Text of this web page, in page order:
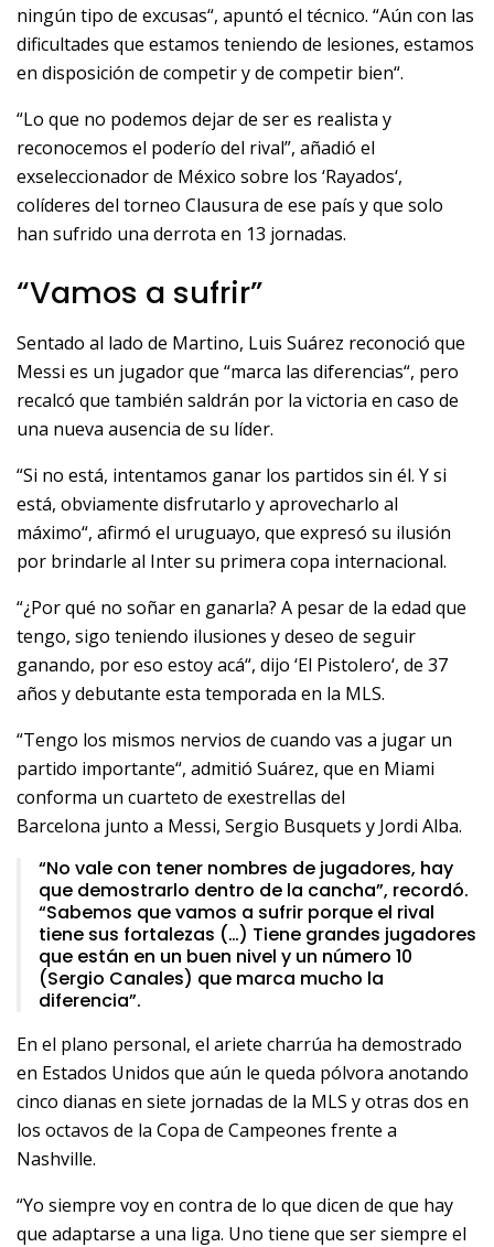
ningún tipo de excusas“, apuntó el técnico. “Aún con las
dificultades que estamos teniendo de lesiones, estamos
en disposición de competir y de competir bien“.
“Lo que no podemos dejar de ser es realista y
reconocemos el poderío del rival”, añadió el
exseleccionador de México sobre los ‘Rayados‘,
colíderes del torneo Clausura de ese país y que solo
han sufrido una derrota en 13 jornadas.
“Vamos a sufrir”
Sentado al lado de Martino, Luis Suárez reconoció que
Messi es un jugador que “marca las diferencias“, pero
recalcó que también saldrán por la victoria en caso de
una nueva ausencia de su líder.
“Si no está, intentamos ganar los partidos sin él. Y si
está, obviamente disfrutarlo y aprovecharlo al
máximo“, afirmó el uruguayo, que expresó su ilusión
por brindarle al Inter su primera copa internacional.
“¿Por qué no soñar en ganarla? A pesar de la edad que
tengo, sigo teniendo ilusiones y deseo de seguir
ganando, por eso estoy acá“, dijo ‘El Pistolero‘, de 37
años y debutante esta temporada en la MLS.
“Tengo los mismos nervios de cuando vas a jugar un
partido importante“, admitió Suárez, que en Miami
conforma un cuarteto de exestrellas del
Barcelona junto a Messi, Sergio Busquets y Jordi Alba.
“No vale con tener nombres de jugadores, hay
que demostrarlo dentro de la cancha”, recordó.
“Sabemos que vamos a sufrir porque el rival
tiene sus fortalezas (…) Tiene grandes jugadores
que están en un buen nivel y un número 10
(Sergio Canales) que marca mucho la
diferencia”.
En el plano personal, el ariete charrúa ha demostrado
en Estados Unidos que aún le queda pólvora anotando
cinco dianas en siete jornadas de la MLS y otras dos en
los octavos de la Copa de Campeones frente a
Nashville.
“Yo siempre voy en contra de lo que dicen de que hay
que adaptarse a una liga. Uno tiene que ser siempre el